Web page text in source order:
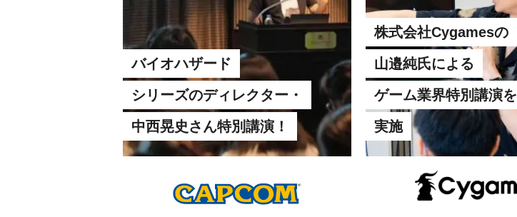
バイオハザード
シリーズのディレクター・
中西晃史さん特別講演！
株式会社Cygamesの
山邉純氏による
ゲーム業界特別講演を
実施